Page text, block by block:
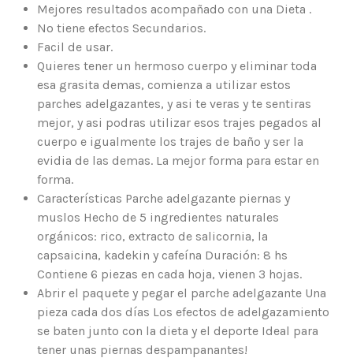
Mejores resultados acompañado con una Dieta .
No tiene efectos Secundarios.
Facil de usar.
Quieres tener un hermoso cuerpo y eliminar toda
esa grasita demas, comienza a utilizar estos
parches adelgazantes, y asi te veras y te sentiras
mejor, y asi podras utilizar esos trajes pegados al
cuerpo e igualmente los trajes de baño y ser la
evidia de las demas. La mejor forma para estar en
forma.
Características Parche adelgazante piernas y
muslos Hecho de 5 ingredientes naturales
orgánicos: rico, extracto de salicornia, la
capsaicina, kadekin y cafeína Duración: 8 hs
Contiene 6 piezas en cada hoja, vienen 3 hojas.
Abrir el paquete y pegar el parche adelgazante Una
pieza cada dos días Los efectos de adelgazamiento
se baten junto con la dieta y el deporte Ideal para
tener unas piernas despampanantes!